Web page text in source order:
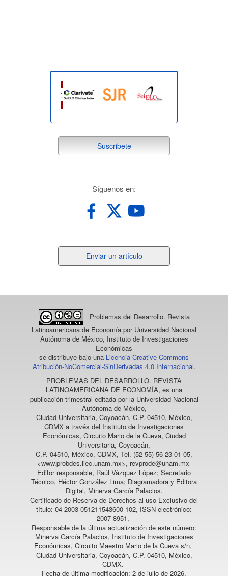
suscribete
Suscribete
Síguenos en:
un
Enviar un artículo
Problemas del Desarrollo. Revista
Latinoamericana de Economía por Universidad Nacional
Autónoma de México, Instituto de Investigaciones
Económicas
se distribuye bajo una Licencia Creative Commons
Atribución-NoComercial-SinDerivadas 4.0 Internacional.
PROBLEMAS DEL DESARROLLO. REVISTA
LATINOAMERICANA DE ECONOMÍA, es una
publicación trimestral editada por la Universidad Nacional
Autónoma de México,
Ciudad Universitaria, Coyoacán, C.P. 04510, México,
CDMX a través del Instituto de Investigaciones
Económicas, Circuito Mario de la Cueva, Ciudad
Universitaria, Coyoacán,
C.P. 04510, México, CDMX, Tel. (52 55) 56 23 01 05,
<www.probdes.iiec.unam.mx>, revprode@unam.mx
Editor responsable, Raúl Vázquez López; Secretario
Técnico, Héctor González Lima; Diagramadora y Editora
Digital, Minerva García Palacios.
Certificado de Reserva de Derechos al uso Exclusivo del
título: 04-2003-051211543600-102, ISSN electrónico:
2007-8951,
Responsable de la última actualización de este número:
Minerva García Palacios, Instituto de Investigaciones
Económicas, Circuito Maestro Mario de la Cueva s/n,
Ciudad Universitaria, Coyoacán, C.P. 04510, México,
CDMX.
Fecha de última modificación: 2 de julio de 2026.